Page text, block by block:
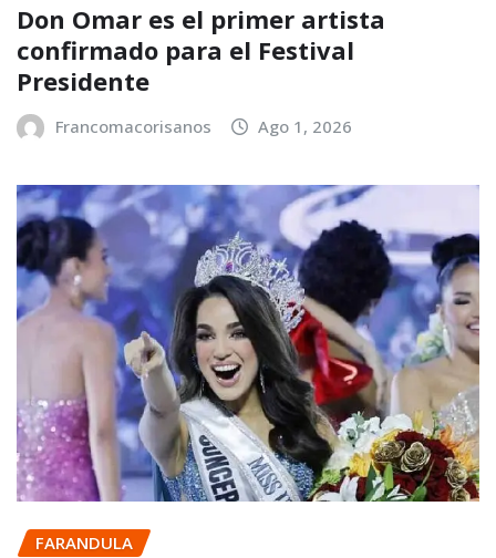
Don Omar es el primer artista
confirmado para el Festival
Presidente
Francomacorisanos Ago 1, 2026
FARANDULA